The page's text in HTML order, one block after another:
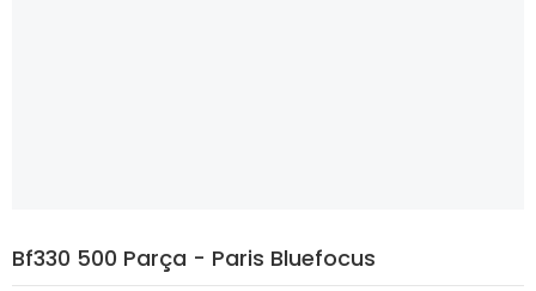
Bf330 500 Parça - Paris Bluefocus